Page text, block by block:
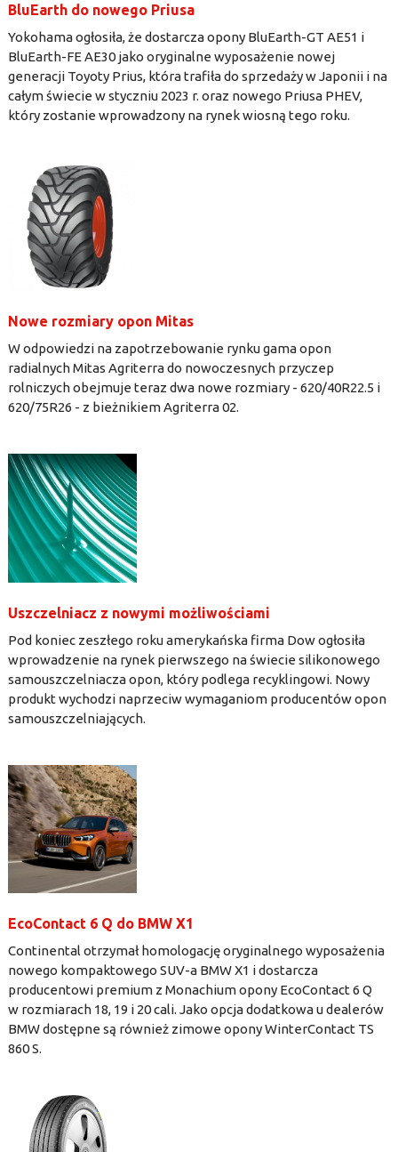
BluEarth do nowego Priusa
Yokohama ogłosiła, że dostarcza opony BluEarth-GT AE51 i
BluEarth-FE AE30 jako oryginalne wyposażenie nowej
generacji Toyoty Prius, która trafiła do sprzedaży w Japonii i na
całym świecie w styczniu 2023 r. oraz nowego Priusa PHEV,
który zostanie wprowadzony na rynek wiosną tego roku.
Nowe rozmiary opon Mitas
W odpowiedzi na zapotrzebowanie rynku gama opon
radialnych Mitas Agriterra do nowoczesnych przyczep
rolniczych obejmuje teraz dwa nowe rozmiary - 620/40R22.5 i
620/75R26 - z bieżnikiem Agriterra 02.
Uszczelniacz z nowymi możliwościami
Pod koniec zeszłego roku amerykańska firma Dow ogłosiła
wprowadzenie na rynek pierwszego na świecie silikonowego
samouszczelniacza opon, który podlega recyklingowi. Nowy
produkt wychodzi naprzeciw wymaganiom producentów opon
samouszczelniających.
EcoContact 6 Q do BMW X1
Continental otrzymał homologację oryginalnego wyposażenia
nowego kompaktowego SUV-a BMW X1 i dostarcza
producentowi premium z Monachium opony EcoContact 6 Q
w rozmiarach 18, 19 i 20 cali. Jako opcja dodatkowa u dealerów
BMW dostępne są również zimowe opony WinterContact TS
860 S.